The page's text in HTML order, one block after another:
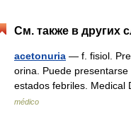
См. также в других
acetonuria — f. fisiol.
orina. Puede
estados febriles.
médico